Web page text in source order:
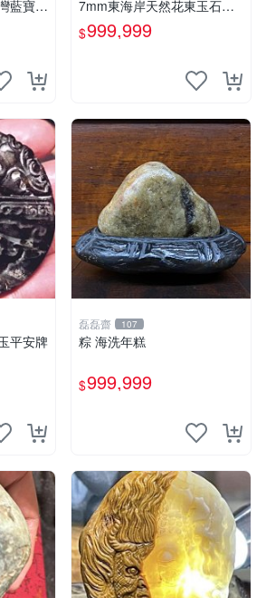
藍寶石
糕玉髓
雕石
7mm東海岸天然花東玉石台
灣本土玉石寶石。磊磊齋奇石
雅石
$999,999
平安牌
磊磊齋 107
粽 海洗年糕
$999,999